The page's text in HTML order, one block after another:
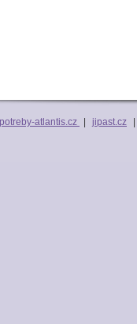
atlantis.cz jipast.cz